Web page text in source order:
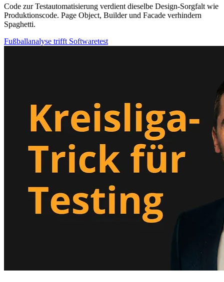
Code zur Testautomatisierung verdient dieselbe Design-Sorgfalt wie
Produktionscode. Page Object, Builder und Facade verhindern
Spaghetti.
Fußballanalyse trifft Softwaretest